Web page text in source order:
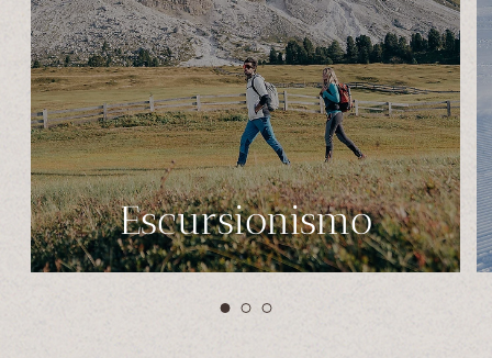
Escursionismo